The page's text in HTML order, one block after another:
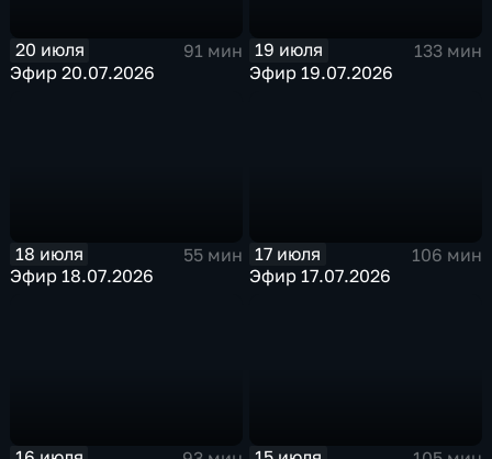
20 июля
91 мин
Эфир 20.07.2026
19 июля
133 мин
Эфир 19.07.2026
18 июля
55 мин
Эфир 18.07.2026
17 июля
106 мин
Эфир 17.07.2026